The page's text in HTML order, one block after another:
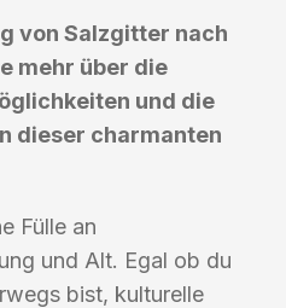
von Salzgitter nach
mehr über die
und die
dieser charmanten
Fülle an
und Alt. Egal ob du
bist, kulturelle